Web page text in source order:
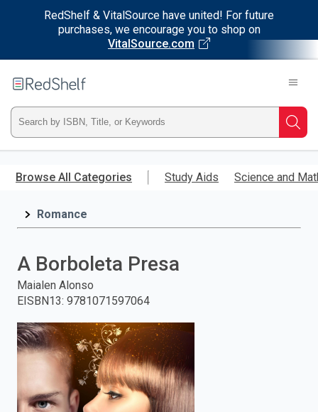
RedShelf & VitalSource have united! For future
purchases, we encourage you to shop on
VitalSource.com
main
RedShelf
Type
ISBN,
Title,
and
press
enter
search.
Browse All Categories Study Aids Science and
Romance
A Borboleta Presa
Maialen Alonso
EISBN13: 9781071597064